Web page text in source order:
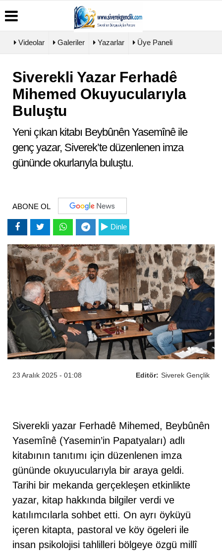
Üye
Haber
Arşivi
Günün
Haberleri
Biyografiler
Köşe
Yazarları
Video
Galeri
Künye
İletişim
İlkeleri
Videolar Galeriler Yazarlar Üye Paneli
Siverekli Yazar Ferhadê
Mihemed Okuyucularıyla
Buluştu
Yeni çıkan kitabı Beybûnên Yasemînê ile
genç yazar, Siverek’te düzenlenen imza
gününde okurlarıyla buluştu.
ABONE OL
Dinle
Editör: Siverek Gençlik
23 Aralık 2025 - 01:08
Siverekli yazar Ferhadê Mihemed, Beybûnên
Yasemînê (Yasemin’in Papatyaları) adlı
kitabının tanıtımı için düzenlenen imza
gününde okuyucularıyla bir araya geldi.
Tarihi bir mekanda gerçekleşen etkinlikte
yazar, kitap hakkında bilgiler verdi ve
katılımcılarla sohbet etti. On ayrı öyküyü
içeren kitapta, pastoral ve köy ögeleri ile
insan psikolojisi tahlilleri bölgeye özgü millî